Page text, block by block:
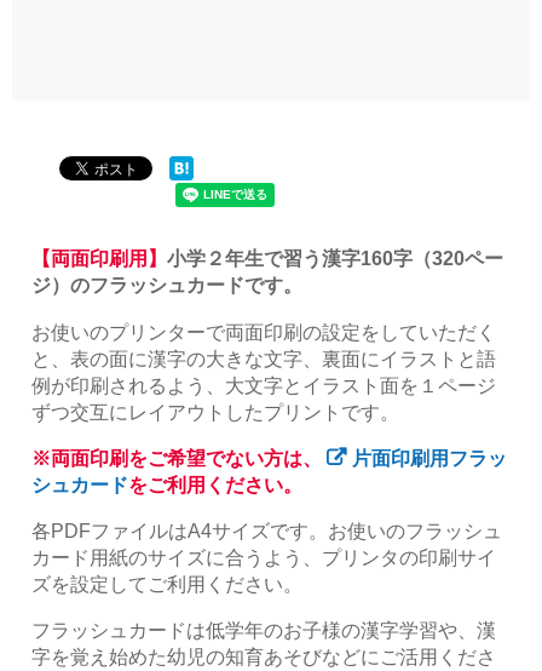
【両面印刷用】小学２年生で習う漢字160字（320ペー
ジ）のフラッシュカードです。
お使いのプリンターで両面印刷の設定をしていただく
と、表の面に漢字の大きな文字、裏面にイラストと語
例が印刷されるよう、大文字とイラスト面を１ページ
ずつ交互にレイアウトしたプリントです。
※両面印刷をご希望でない方は、
片面印刷用フラッ
シュカードをご利用ください。
各PDFファイルはA4サイズです。お使いのフラッシュ
カード用紙のサイズに合うよう、プリンタの印刷サイ
ズを設定してご利用ください。
フラッシュカードは低学年のお子様の漢字学習や、漢
字を覚え始めた幼児の知育あそびなどにご活用くださ